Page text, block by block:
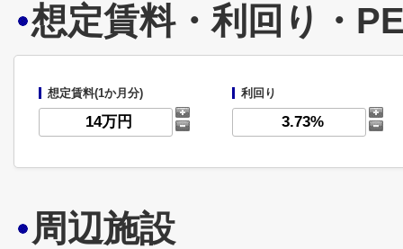
想定賃料・利回り・
想定賃料(1か月分) 利回り
周辺施設